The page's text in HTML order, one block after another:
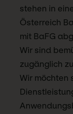
stehen in
Österreich
mit BaFG
Wir sind
zugänglich
Wir möchten